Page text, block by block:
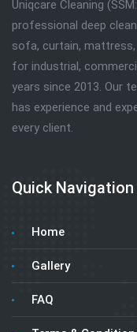
Uniqcare Cleaning
professional deep
sofa, curtain,
for industrial,
years since 2013. Our
has experience and
every client.
Quick Navigation
Home
Gallery
FAQ